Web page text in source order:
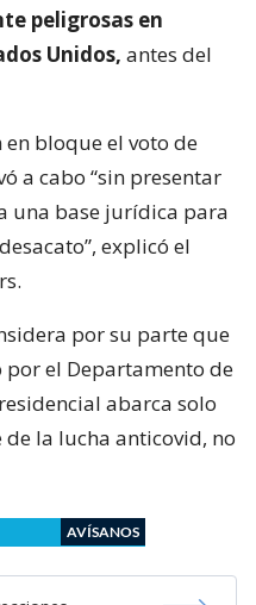
peligrosas en
Unidos, antes del
bloque el voto de
a cabo “sin presentar
una base jurídica para
explicó el
por su parte que
por el Departamento de
abarca solo
la lucha anticovid, no
AVÍSANOS